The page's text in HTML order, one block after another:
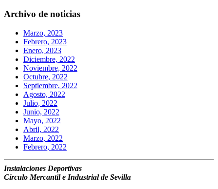
Archivo de noticias
Marzo, 2023
Febrero, 2023
Enero, 2023
Diciembre, 2022
Noviembre, 2022
Octubre, 2022
Septiembre, 2022
Agosto, 2022
Julio, 2022
Junio, 2022
Mayo, 2022
Abril, 2022
Marzo, 2022
Febrero, 2022
Instalaciones Deportivas
Círculo Mercantil e Industrial de Sevilla